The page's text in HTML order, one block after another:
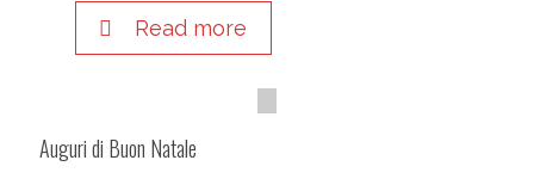
Read more
Auguri di Buon Natale